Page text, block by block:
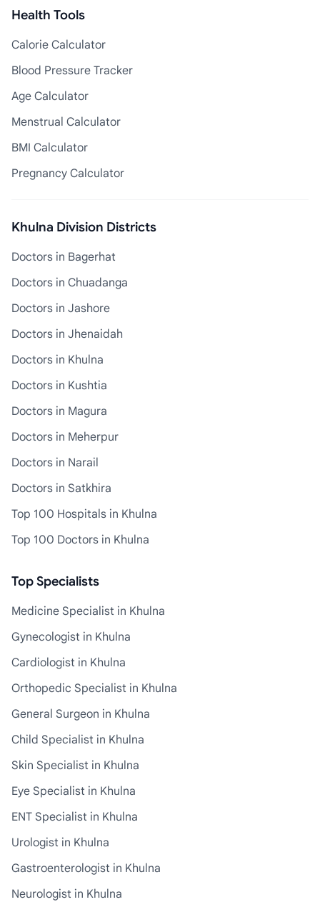
Health Tools
Calorie Calculator
Blood Pressure Tracker
Age Calculator
Menstrual Calculator
BMI Calculator
Pregnancy Calculator
Khulna Division Districts
Doctors in Bagerhat
Doctors in Chuadanga
Doctors in Jashore
Doctors in Jhenaidah
Doctors in Khulna
Doctors in Kushtia
Doctors in Magura
Doctors in Meherpur
Doctors in Narail
Doctors in Satkhira
Top 100 Hospitals in Khulna
Top 100 Doctors in Khulna
Top Specialists
Medicine Specialist in Khulna
Gynecologist in Khulna
Cardiologist in Khulna
Orthopedic Specialist in Khulna
General Surgeon in Khulna
Child Specialist in Khulna
Skin Specialist in Khulna
Eye Specialist in Khulna
ENT Specialist in Khulna
Urologist in Khulna
Gastroenterologist in Khulna
Neurologist in Khulna